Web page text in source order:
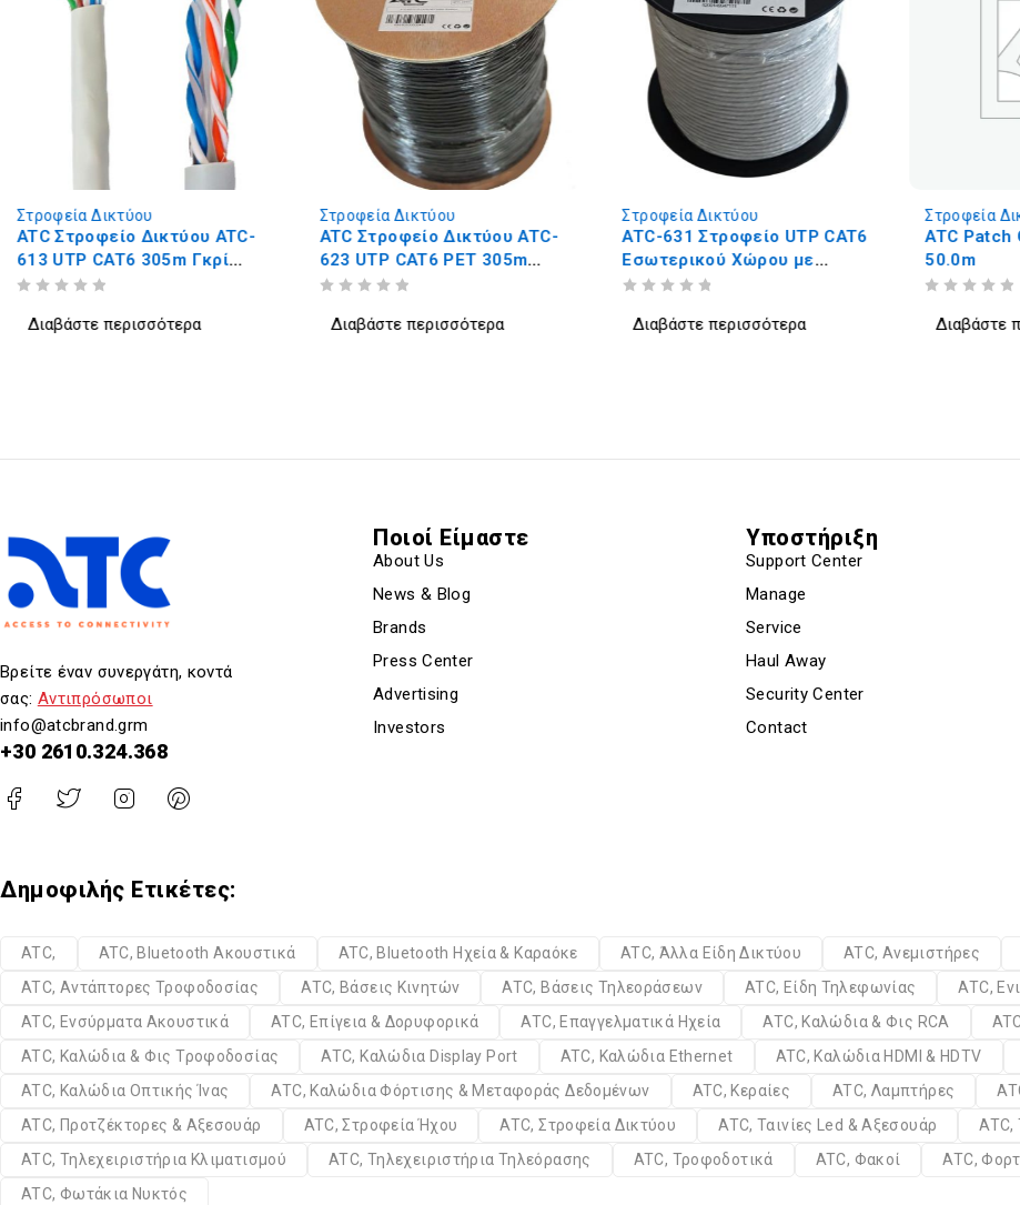
Στροφεία Δικτύου
ATC Στροφείο Δικτύου ATC-
613 UTP CAT6 305m Γκρί
Εσωτερικό
Διαβάστε περισσότερα
Στροφεία Δικτύου
ATC Στροφείο Δικτύου ATC-
623 UTP CAT6 PET 305m
Εξωτερικό
Διαβάστε περισσότερα
Στροφεία Δικτύου
ATC-631 Στροφείο UTP CAT6
Εσωτερικού Χώρου με
Χαλκό Cu Γκρι PVC 100m
Διαβάστε περισσότερα
Στροφεία
ATC Patch
50.0m
Διαβάστε
Βρείτε έναν συνεργάτη, κοντά
σας: Αντιπρόσωποι
info@atcbrand.grm
+30 2610.324.368
Ποιοί Είμαστε
About Us
News & Blog
Brands
Press Center
Advertising
Investors
Υποστήριξη
Support Center
Manage
Service
Haul Away
Security Center
Contact
Δημοφιλής Ετικέτες:
ATC, ATC, Bluetooth Ακουστικά ATC, Bluetooth Ηχεία & Καραόκε ATC, Άλλα Είδη Δικτύου ATC, Ανεμιστήρες
ATC, Αντάπτορες Τροφοδοσίας
ATC, Βάσεις Κινητών ATC, Βάσεις Τηλεοράσεων ATC, Είδη Τηλεφωνίας ATC,
ATC, Ενσύρματα Ακουστικά
ATC, Επίγεια & Δορυφορικά ATC, Επαγγελματικά Ηχεία ATC, Καλώδια & Φις RCA
ATC, Καλώδια & Φις Τροφοδοσίας
ATC, Καλώδια Display Port ATC, Καλώδια Ethernet ATC, Καλώδια HDMI & HDTV
ATC, Καλώδια Οπτικής Ίνας
ATC, Καλώδια Φόρτισης & Μεταφοράς Δεδομένων ATC, Κεραίες ATC, Λαμπτήρες
ATC, Προτζέκτορες & Αξεσουάρ
ATC, Στροφεία Ήχου ATC, Στροφεία Δικτύου ATC, Ταινίες Led & Αξεσουάρ
ATC,
ATC, Τηλεχειριστήρια Κλιματισμού
ATC, Τηλεχειριστήρια Τηλεόρασης ATC, Τροφοδοτικά ATC, Φακοί ATC,
ATC, Φωτάκια Νυκτός